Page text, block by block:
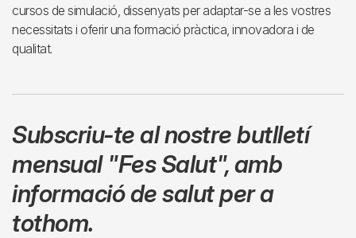
cursos de simulació, dissenyats per adaptar-se a les vostres
necessitats i oferir una formació pràctica, innovadora i de
qualitat.
Subscriu-te al nostre butlletí
mensual "Fes Salut",amb
informació de salut per a
tothom.